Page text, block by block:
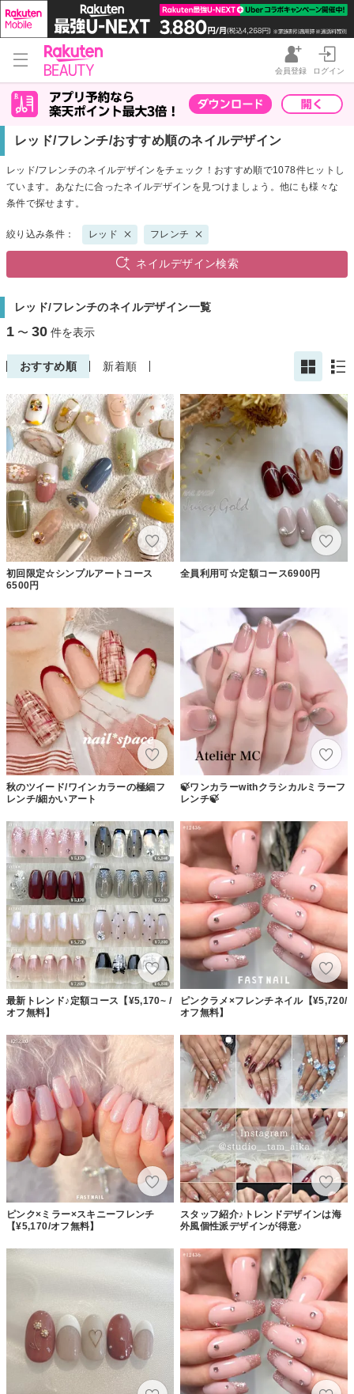
会員登録 ログイン
レッド/フレンチ/おすすめ順のネイルデザイン
レッド/フレンチのネイルデザインをチェック！おすすめ順で1078件ヒットし
ています。あなたに合ったネイルデザインを見つけましょう。他にも様々な
条件で探せます。
絞り込み条件： レッド フレンチ
ネイルデザイン検索
レッド/フレンチのネイルデザイン一覧
1 〜 30 件を表示
おすすめ順 新着順
初回限定☆シンプルアートコース
6500円
全員利用可☆定額コース6900円
秋のツイード/ワインカラーの極細フ
レンチ/細かいアート
🍃ワンカラーwithクラシカルミラーフ
レンチ🍃
最新トレンド♪定額コース【¥5,170~ /
オフ無料】
ピンクラメ×フレンチネイル【¥5,720/
オフ無料】
ピンク×ミラー×スキニーフレンチ
【¥5,170/オフ無料】
スタッフ紹介♪トレンドデザインは海
外風個性派デザインが得意♪